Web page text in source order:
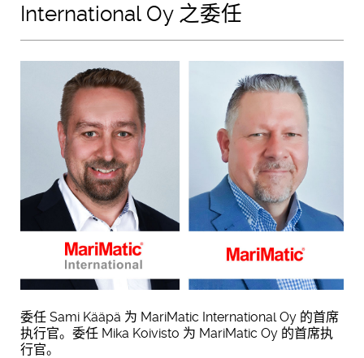
International Oy 之委任
委任 Sami Kääpä 为 MariMatic International Oy 的首席
执行官。委任 Mika Koivisto 为 MariMatic Oy 的首席执
行官。